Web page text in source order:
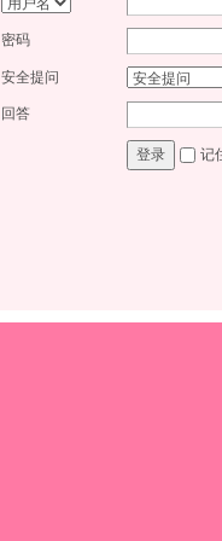
密码
安全提问
回答
登录 记